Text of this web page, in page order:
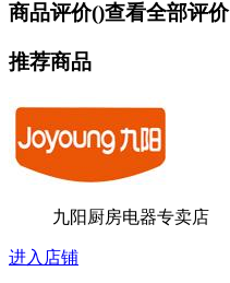
商品评价()查看全部评价
推荐商品
九阳厨房电器专卖店
进入店铺